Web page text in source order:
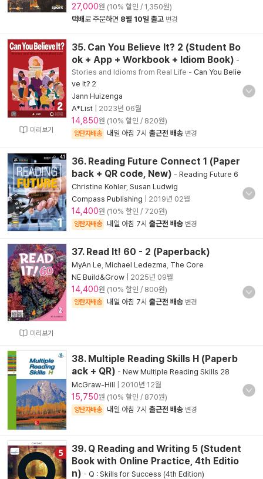
27,000원 (10% 할인 / 1,350원)
택배로 주문하면 8월 10일 출고 변경
미리보기
35. Can You Believe It? 2 (Student Bo
ok + App + Workbook + Idiom Book) -
Stories and Idioms from Real Life - Can You Belie
ve It? 2
Jann Huizenga
A*List
2023년 06월
14,850원 (10% 할인 / 820원)
양탄자배송 내일 아침 7시 출근전 배송 변경
36. Reading Future Connect 1 (Paper
back + QR code, New) - Reading Future 6
Christine Kohler, Susan Ludwig
Compass Publishing
2019년 02월
14,400원 (10% 할인 / 720원)
양탄자배송 내일 아침 7시 출근전 배송 변경
미리보기
37. Read It! 60 - 2 (Paperback)
MyAn Le Michael Ledezma The Core
NE Build&Grow
2025년 09월
14,400원 (10% 할인 / 800원)
양탄자배송 내일 아침 7시 출근전 배송 변경
38. Multiple Reading Skills H (Paperb
ack + QR) - New Multiple Reading Skills 28
McGraw-Hill
2010년 12월
15,750원 (10% 할인 / 870원)
양탄자배송 내일 아침 7시 출근전 배송 변경
39. Q Reading and Writing 5 (Student
Book with Online Practice, 4th Editio
n) - Q : Skills for Success (4th Edition)